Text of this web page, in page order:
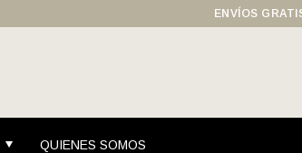
QUIENES SOMOS
ENVÍOS